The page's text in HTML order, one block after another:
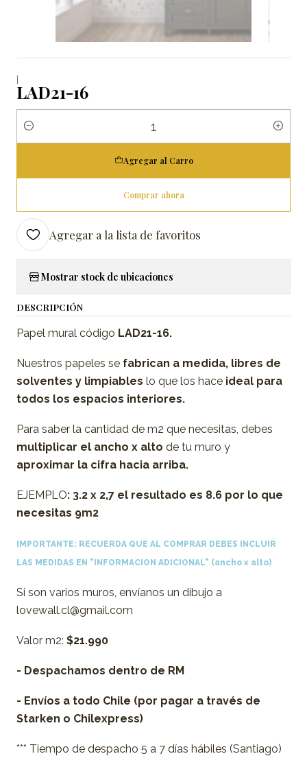
|
LAD21-16
Cantidad
Agregar al Carro
Comprar ahora
Agregar a la lista de favoritos
Mostrar stock de ubicaciones
DESCRIPCIÓN
Papel mural código LAD21-16.
Nuestros papeles se fabrican a medida, libres de
solventes y limpiables lo que los hace ideal para
todos los espacios interiores.
Para saber la cantidad de m2 que necesitas, debes
multiplicar el ancho x alto de tu muro y
aproximar la cifra hacia arriba.
EJEMPLO: 3.2 x 2,7 el resultado es 8.6 por lo que
necesitas 9m2
IMPORTANTE: RECUERDA QUE AL COMPRAR DEBES INCLUIR
LAS MEDIDAS EN "INFORMACION ADICIONAL" (ancho x alto)
Si son varios muros, envíanos un dibujo a
lovewall.cl@gmail.com
Valor m2: $21.990
- Despachamos dentro de RM
- Envíos a todo Chile (por pagar a través de
Starken o Chilexpress)
*** Tiempo de despacho 5 a 7 días hábiles (Santiago)